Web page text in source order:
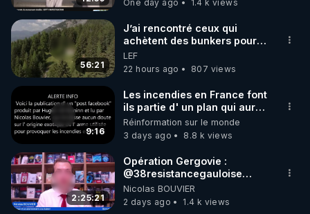
One day ago
1.4 k views
56:21
J’ai rencontré ceux qui
achètent des bunkers pour
survivre à la fin du monde
LEF
22 hours ago
807 views
9:16
Les incendies en France font
ils partie d' un plan qui aurait
débuté le 11 septembre 2001
?
Réinformation sur le monde
3 days ago
8.8 k views
2:25:21
Opération Gergovie :
‪@38resistancegauloise‬
‪@MarionSigautOfficiel‬
‪@gladysriifard5710‬ Laëtitia
Nicolas BOUVIER
2 days ago
1.4 k views